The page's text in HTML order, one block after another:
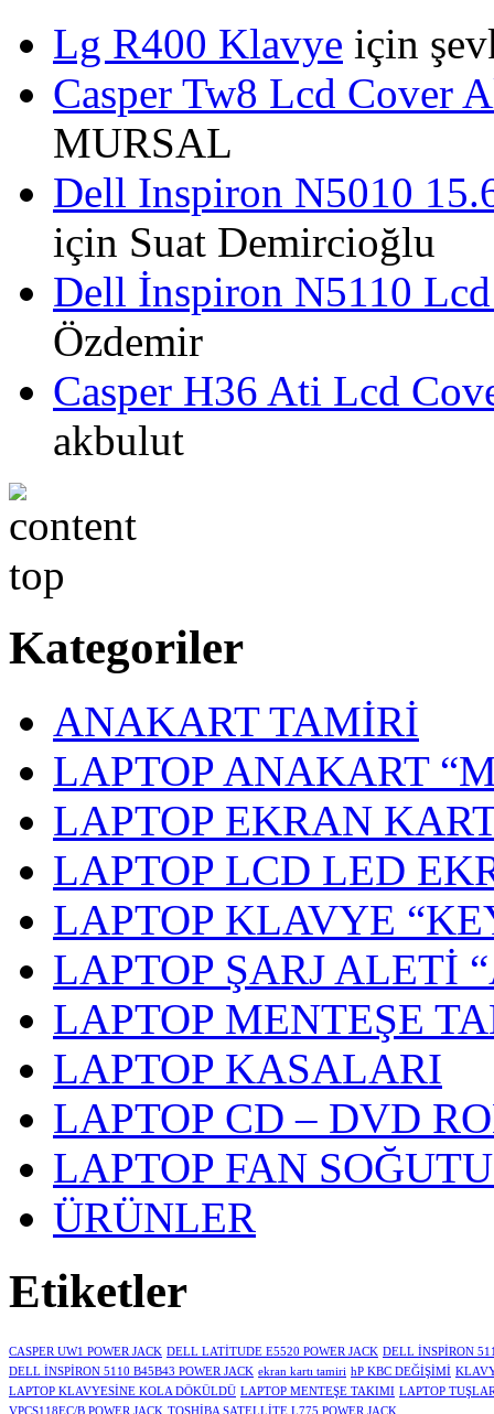
Lg R400 Klavye için
Casper Tw8 Lcd Cover
MURSAL
Dell Inspiron N5010
için Suat Demircioğlu
Dell İnspiron N5110
Özdemir
Casper H36 Ati Lcd
akbulut
Kategoriler
ANAKART TAMİRİ
LAPTOP ANAKART
LAPTOP EKRAN
LAPTOP LCD LED
LAPTOP KLAVYE
LAPTOP ŞARJ ALETİ
LAPTOP MENTEŞE
LAPTOP KASALARI
LAPTOP CD – DVD
LAPTOP FAN
ÜRÜNLER
Etiketler
CASPER UW1 POWER JACK DELL LATİTUDE E5520 POWER JACK DELL İNSPİRON
DELL İNSPİRON 5110 B45B43 POWER JACK ekran kartı tamiri hP KBC DEĞİŞİMİ
LAPTOP KLAVYESİNE KOLA DÖKÜLDÜ LAPTOP MENTEŞE TAKIMI LAPTOP
VPCS118EC/B POWER JACK TOSHİBA SATELLİTE L775 POWER JACK